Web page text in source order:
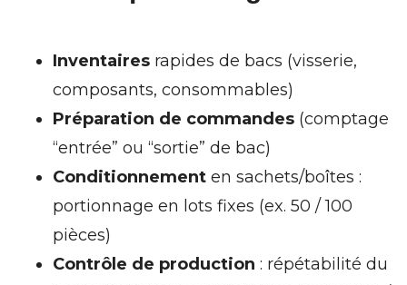
Inventairesrapides de bacs (visserie,
composants, consommables)
Préparation de commandes(comptage
“entrée” ou “sortie” de bac)
Conditionnementen sachets/boîtes :
portionnage en lots fixes (ex. 50 / 100
pièces)
Contrôle de production : répétabilité du